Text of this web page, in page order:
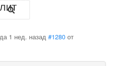
1 нед. назад #1280 от